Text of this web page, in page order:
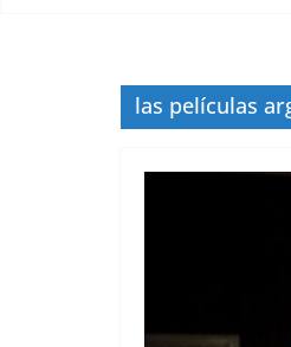
las películas